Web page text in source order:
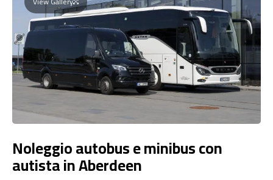
Noleggio autobus e minibus con
autista in Aberdeen